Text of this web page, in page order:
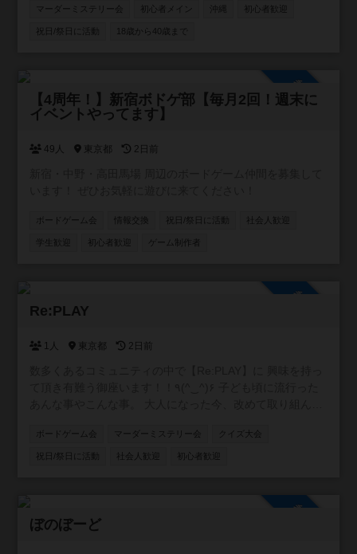
ほしい社会人”にぴったり。 「ボドゲやったことないけど大
せん！ 主催者へのご連絡・お問い合わせは、コミュニティ
内の掲示板もしくは公式LINEからお願いいたします😸
マーダーミステリー会 初心者メイン 沖縄 初心者歓迎
祝日/祭日に活動 18歳から40歳まで
参加自由
【4周年！】新宿ボドゲ部【毎月2回！週末に
イベントやってます】
49人 東京都 2日前
ボードゲーム会 情報交換 祝日/祭日に活動 社会人歓迎
学生歓迎 初心者歓迎 ゲーム制作者
Re:PLAY
1人 東京都 2日前
ンセプトのコミュニティです！！ 主に懐かしい遊びや、 流
行ってはいたけど結局やれずじまいだったこと、 あの当時
逃走中、クイズ大会、 缶蹴りに紙飛行機飛ばしなどな
ど！！ ありとあらゆるコンテンツを シーズンと会場によっ
ボードゲーム会 マーダーミステリー会 クイズ大会
祝日/祭日に活動 社会人歓迎 初心者歓迎
ぼのぼーど